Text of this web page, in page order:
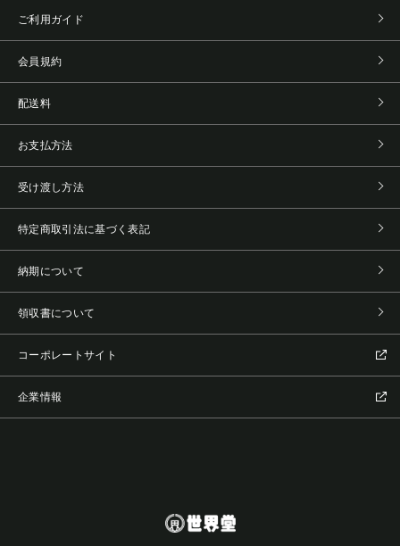
ご利用ガイド
会員規約
配送料
お支払方法
受け渡し方法
特定商取引法に基づく表記
納期について
領収書について
コーポレートサイト
企業情報